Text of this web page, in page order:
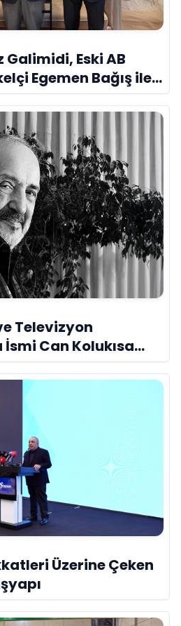
Galimidi, Eski AB
Egemen Bağış ile
Televizyon
İsmi Can Kolukısa
Üzerine Çeken